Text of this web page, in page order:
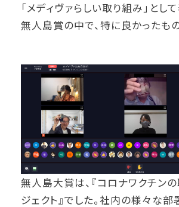
「メディヴァらしい取り組み」とし
無人島賞の中で、特に良かったもの
無人島大賞は、『コロナワクチン
ジェクト』でした。社内の様々な